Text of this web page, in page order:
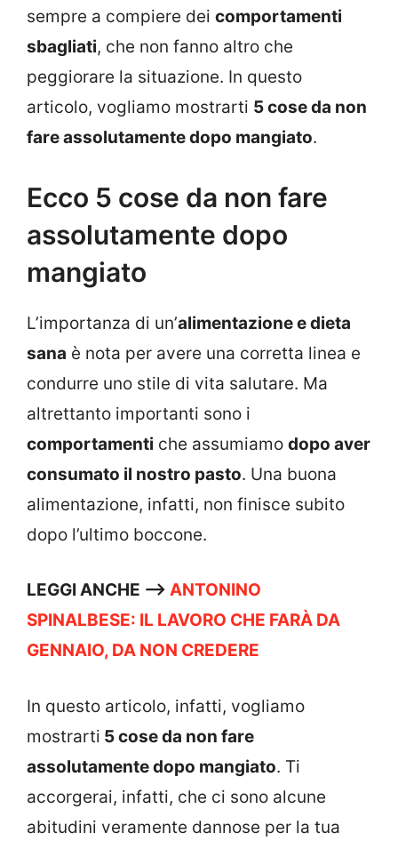
sempre a compiere dei comportamenti
sbagliati, che non fanno altro che
peggiorare la situazione. In questo
articolo, vogliamo mostrarti 5 cose da non
fare assolutamente dopo mangiato.
Ecco 5 cose da non fare
assolutamente dopo
mangiato
L’importanza di un’alimentazione e dieta
sana è nota per avere una corretta linea e
condurre uno stile di vita salutare. Ma
altrettanto importanti sono i
comportamenti che assumiamo dopo aver
consumato il nostro pasto. Una buona
alimentazione, infatti, non finisce subito
dopo l’ultimo boccone.
LEGGI ANCHE –> ANTONINO
SPINALBESE: IL LAVORO CHE FARÀ DA
GENNAIO, DA NON CREDERE
In questo articolo, infatti, vogliamo
mostrarti 5 cose da non fare
assolutamente dopo mangiato. Ti
accorgerai, infatti, che ci sono alcune
abitudini veramente dannose per la tua